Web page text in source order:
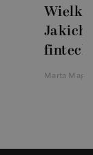
Jakich
Marta